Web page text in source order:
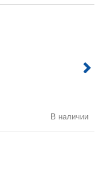
В наличии